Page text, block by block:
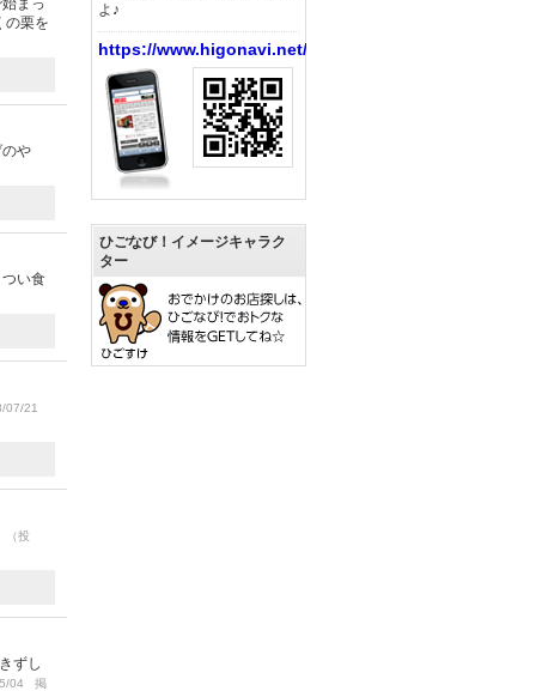
まっ
の栗を
や
い食
07/21
（投
ずし
04 掲
よ♪
https://www.higonavi.net/
ひごなび！イメージキャラク
ター